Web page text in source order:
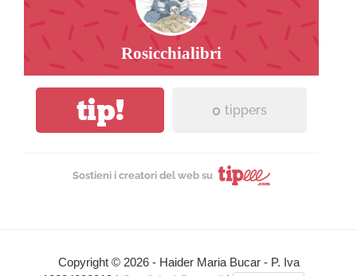
Rosicchialibri
tip! 0 tippers
Sostieni i creatori del web su
Copyright © 2026 - Haider Maria Bucar - P. Iva